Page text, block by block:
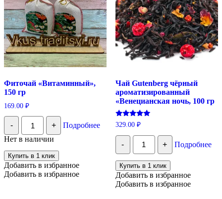
Фиточай «Витаминный»,
150 гр
169.00 ₽
-
Количество
Фиточай
"Витаминный",
150
гр
+
Подробнее
Нет в наличии
Купить в 1 клик
Добавить в избранное
Добавить в избранное
Чай Gutenberg чёрный
ароматизированный
«Венецианская ночь, 100 гр
Оценка
5.00
из 5
329.00 ₽
-
Количество
Чай
Gutenberg
чёрный
ароматизированный
"Венецианская
ночь,
+ Подробнее
Купить в 1 клик
Добавить в избранное
Добавить в избранное